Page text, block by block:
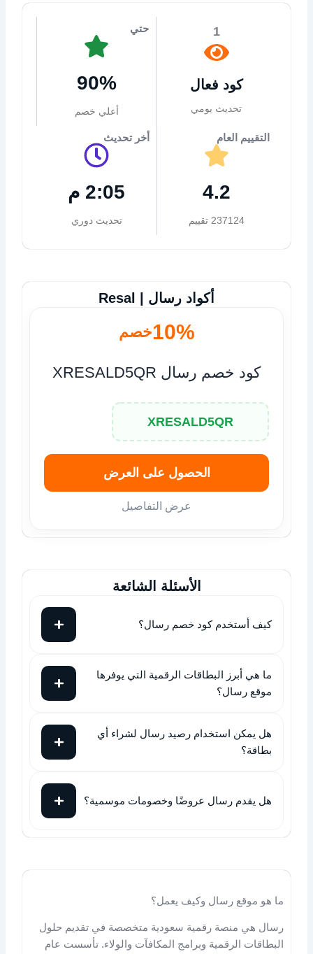
1
كود فعال
تحديث يومي
حتي
90%
أعلي خصم
التقييم العام
4.2
237124 تقييم
أخر تحديث
2:05 م
تحديث دوري
أكواد رسال | Resal
10%خصم
كود خصم رسال XRESALD5QR
XRESALD5QR
الحصول على العرض
عرض التفاصيل
الأسئلة الشائعة
كيف أستخدم كود خصم رسال؟
ما هي أبرز البطاقات الرقمية التي يوفرها
موقع رسال؟
هل يمكن استخدام رصيد رسال لشراء أي
بطاقة؟
هل يقدم رسال عروضًا وخصومات موسمية؟
ما هو موقع رسال وكيف يعمل؟
رسال هي منصة رقمية سعودية متخصصة في تقديم حلول
البطاقات الرقمية وبرامج المكافآت والولاء. تأسست عام